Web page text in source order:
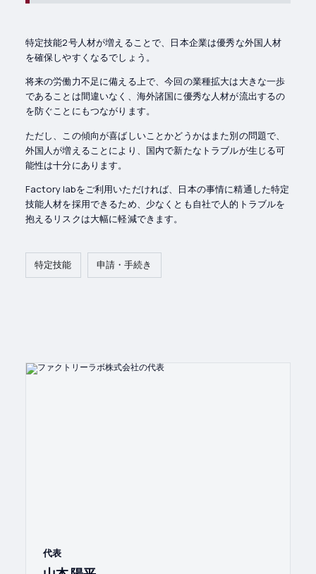
特定技能2号人材が増えることで、日本企業は優秀な外国人材
を確保しやすくなるでしょう。
将来の労働力不足に備える上で、今回の業種拡大は大きな一歩
であることは間違いなく、海外諸国に優秀な人材が流出するの
を防ぐことにもつながります。
ただし、この傾向が喜ばしいことかどうかはまた別の問題で、
外国人が増えることにより、国内で新たなトラブルが生じる可
能性は十分にあります。
Factory labをご利用いただければ、日本の事情に精通した特定
技能人材を採用できるため、少なくとも自社で人的トラブルを
抱えるリスクは大幅に軽減できます。
特定技能 申請・手続き
代表